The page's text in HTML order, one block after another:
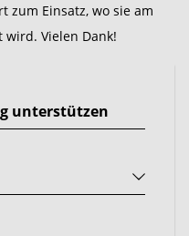
zum Einsatz, wo sie am
Vielen Dank!